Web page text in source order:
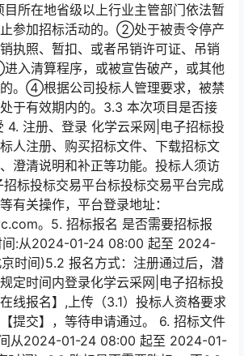
所在地省级以上行业主管部门依法暂
参加招标活动的。②处于被责令停产
执照、暂扣、或者吊销许可证、吊销
入清算程序，或被宣告破产，或其他
。④根据公司投标人管理要求，被禁
于有效期内的。3.3 本次项目是否接
4. 注册、登录 化学云采网|电子招标投
人注册、购买招标文件、下载招标文
澄清说明和补正等功能。投标人须访
标投标交易平台标投标交易平台完成
有关操作，平台登录地址：
。5. 招标报名 是否需要招标报
间:从2024-01-24 08:00 起至 2024-
时间)5.2 报名方式：注册通过后，潜
定时间内登录化学云采网|电子招标投
线报名】,上传（3.1）投标人资格要求
提交】，等待申请通过。 6. 招标文件
从2024-01-24 08:00 起至 2024-01-